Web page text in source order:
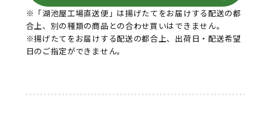
※「湖池屋工場直送便」は揚げたてをお届けする配送の都
合上、別の種類の商品との合わせ買いはできません。
※揚げたてをお届けする配送の都合上、出荷日・配送希望
日のご指定ができません。